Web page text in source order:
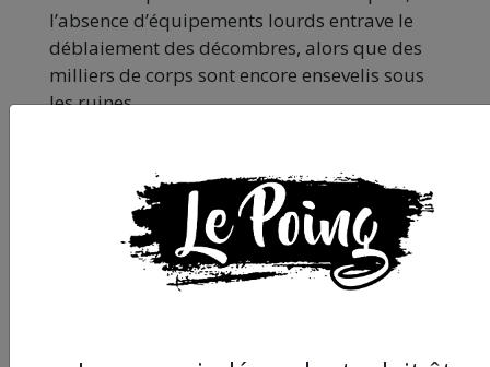
l’absence d’équipements lourds entrave le
déblaiement des décombres, alors que des
milliers de corps sont encore ensevelis sous
les ruines.
paralyser les hôpitaux et de priver
d’électricité les centres d’hébergement et les
infrastructures vitales, ce qui pourrait
provoquer une catastrophe sanitaire et
environnementale. Enfin, l’interdiction